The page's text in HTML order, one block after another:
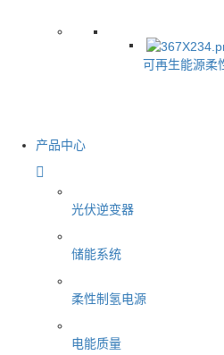
可再生能源柔
产品中心
光伏逆变器
储能系统
柔性制氢电源
电能质量